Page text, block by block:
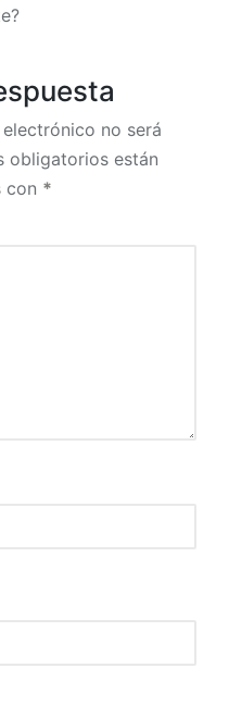
no será
obligatorios están
con *